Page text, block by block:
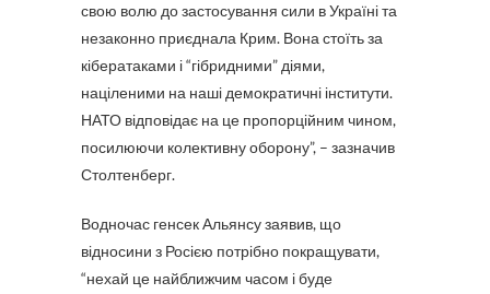
свою волю до застосування сили в Україні та
незаконно приєднала Крим. Вона стоїть за
кібератаками і “гібридними” діями,
націленими на наші демократичні інститути.
НАТО відповідає на це пропорційним чином,
посилюючи колективну оборону”, – зазначив
Столтенберг.
Водночас генсек Альянсу заявив, що
відносини з Росією потрібно покращувати,
“нехай це найближчим часом і буде